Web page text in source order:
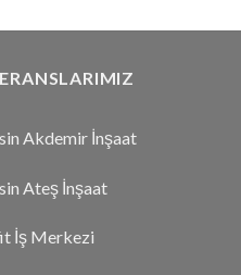
Akdemir İnşaat
Ateş İnşaat
İş Merkezi